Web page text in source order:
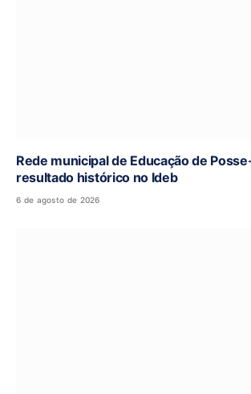
Rede municipal de Educação de
resultado histórico no Ideb
6 de agosto de 2026